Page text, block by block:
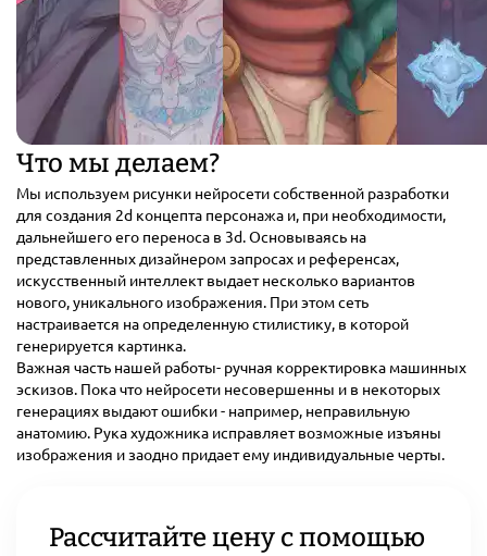
Что мы делаем?
Мы используем рисунки нейросети собственной разработки
для создания 2d концепта персонажа и, при необходимости,
дальнейшего его переноса в 3d. Основываясь на
представленных дизайнером запросах и референсах,
искусственный интеллект выдает несколько вариантов
нового, уникального изображения. При этом сеть
настраивается на определенную стилистику, в которой
генерируется картинка.
Важная часть нашей работы- ручная корректировка машинных
эскизов. Пока что нейросети несовершенны и в некоторых
генерациях выдают ошибки - например, неправильную
анатомию. Рука художника исправляет возможные изъяны
изображения и заодно придает ему индивидуальные черты.
Рассчитайте цену с помощью